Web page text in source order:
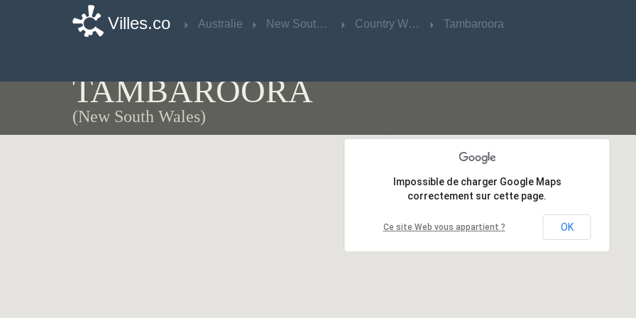
Villes.co Australie New South Wales Country West Tambaroora
TAMBAROORA
(New South Wales)
Impossible de charger Google Maps
correctement sur cette page.
Ce site Web vous appartient ? OK
Impossible de charger Google Maps
correctement sur cette page.
Ce site Web vous appartient ? OK
Villes.co Australie New South Wales Country West Tambaroora